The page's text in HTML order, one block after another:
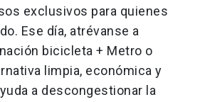
exclusivos para quienes
Ese día, atrévanse a
bicicleta + Metro o
limpia, económica y
a descongestionar la